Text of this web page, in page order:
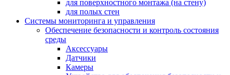
для поверхностного монтажа (на стену)
для полых стен
Системы мониторинга и управления
Обеспечение безопасности и контроль состояния
среды
Аксессуары
Датчики
Камеры